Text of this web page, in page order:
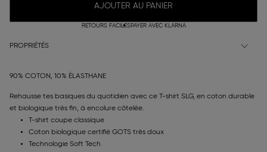
AJOUTER AU PANIER
RETOURS FACILESPAYER AVEC KLARNA
PROPRIÉTÉS
90% COTON, 10% ÉLASTHANE
Rehausse tes basiques du quotidien avec ce T-shirt SLG, en coton durable
et biologique très fin, à encolure côtelée.
T-shirt coupe classique
Coton biologique certifié GOTS très doux
Technologie Soft Tech